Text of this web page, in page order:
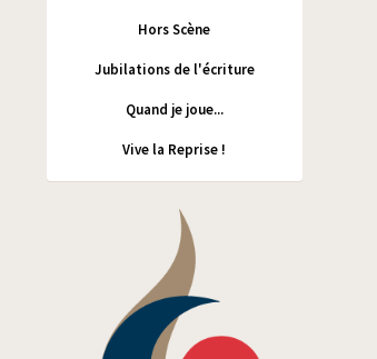
Hors Scène
Jubilations de l'écriture
Quand je joue...
Vive la Reprise !